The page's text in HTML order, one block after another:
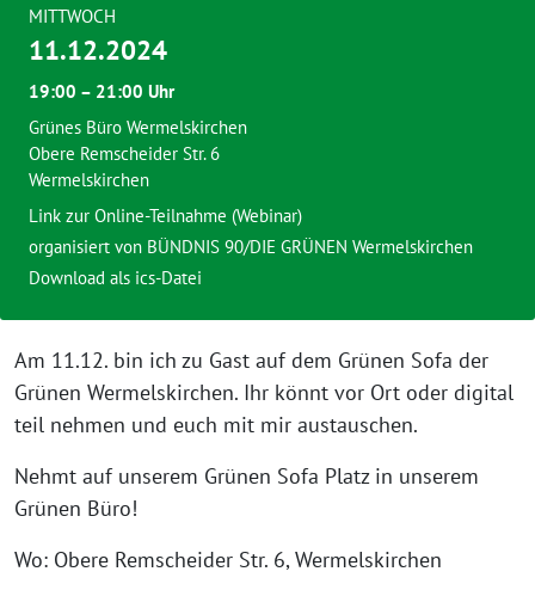
Am 11.12. bin ich zu Gast auf dem Grünen Sofa der
Grünen Wermelskirchen. Ihr könnt vor Ort oder digital
teil nehmen und euch mit mir austauschen.
Nehmt auf unserem Grünen Sofa Platz in unserem
Grünen Büro!
Wo: Obere Remscheider Str. 6, Wermelskirchen
MITTWOCH
11.12.2024
19:00 – 21:00 Uhr
Grünes Büro Wermelskirchen
Obere Remscheider Str. 6
Wermelskirchen
Link zur Online-Teilnahme (Webinar)
organisiert von BÜNDNIS 90/DIE GRÜNEN Wermelskirchen
Download als ics-Datei